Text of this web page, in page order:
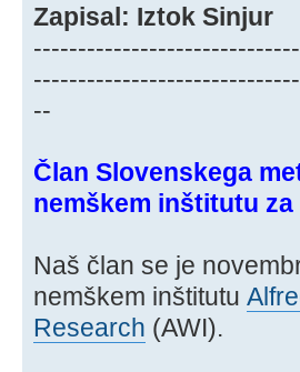
Zapisal: Iztok Sinjur
--
Član Slovenskega
nemškem inštitutu
Naš član se je
nemškem inštitutu
Research (AWI).